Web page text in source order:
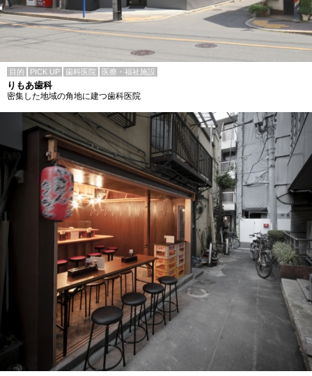
目的 PICK UP 歯科医院 医療・福祉施設
りもあ歯科
密集した地域の角地に建つ歯科医院